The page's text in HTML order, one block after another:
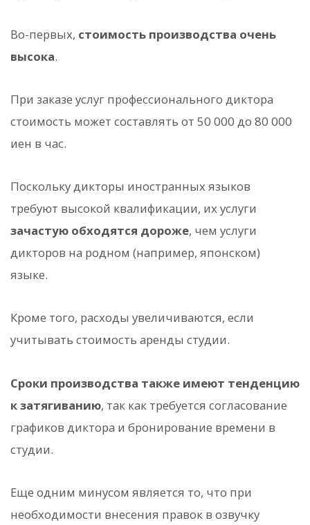
Во-первых, стоимость производства очень
высока.
При заказе услуг профессионального диктора
стоимость может составлять от 50 000 до 80 000
иен в час.
Поскольку дикторы иностранных языков
требуют высокой квалификации, их услуги
зачастую обходятся дороже, чем услуги
дикторов на родном (например, японском)
языке.
Кроме того, расходы увеличиваются, если
учитывать стоимость аренды студии.
Сроки производства также имеют тенденцию
к затягиванию, так как требуется согласование
графиков диктора и бронирование времени в
студии.
Еще одним минусом является то, что при
необходимости внесения правок в озвучку